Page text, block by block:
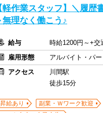
軽作業スタッフ】＼履
無理なく働こう♪
給与
時給1200円～+交
雇用形態
アルバイト・パー
アクセス
川間駅
徒歩15分
昇給あり 副業・Ｗワーク歓迎